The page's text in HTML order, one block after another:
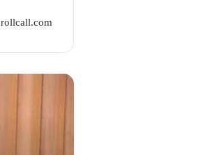
rollcall.com